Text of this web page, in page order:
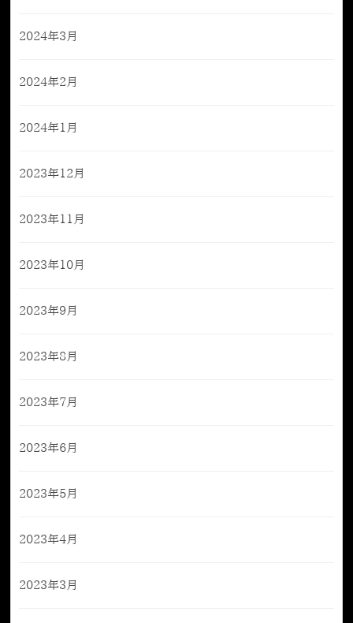
2024年3月
2024年2月
2024年1月
2023年12月
2023年11月
2023年10月
2023年9月
2023年8月
2023年7月
2023年6月
2023年5月
2023年4月
2023年3月